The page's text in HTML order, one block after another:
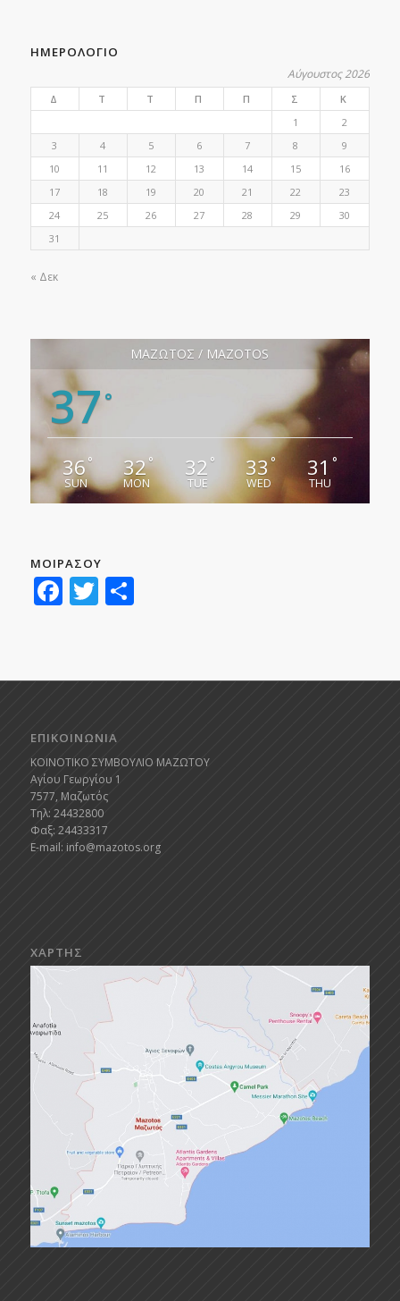
ΗΜΕΡΟΛΟΓΙΟ
Αύγουστος 2026
Δ Τ Τ Π Π Σ
Κ
1
2
3
4 5 6 7 8
9
10
11 12 13 14 15
16
17
18 19 20 21 22
23
24
25 26 27 28 29
30
31
« Δεκ
ΜΑΖΩΤΟΣ / MAZOTOS
37 °
36°
SUN
32°
MON
32 °
TUE
33 °
WED
31 °
THU
ΜΟΙΡΑΣΟΥ
Facebook
Twitter
Μοιραστείτε
ΕΠΙΚΟΙΝΩΝΙΑ
ΚΟΙΝΟΤΙΚΟ ΣΥΜΒΟΥΛΙΟ ΜΑΖΩΤΟΥ
Αγίου Γεωργίου 1
7577, Μαζωτός
Τηλ: 24432800
Φαξ: 24433317
E-mail: info@mazotos.org
ΧΑΡΤΗΣ